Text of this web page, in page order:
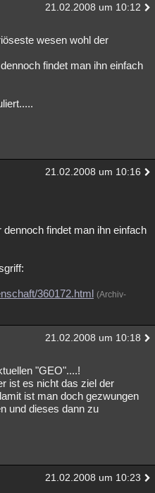
21.02.2008 um 10:12
wesen wohl der
findet man ihn einfach
21.02.2008 um 10:16
findet man ihn einfach
360172.html (Archiv-
21.02.2008 um 10:18
"GEO"....!
ist es nicht das ziel der
ist man doch gezwungen
und dieses dann zu
21.02.2008 um 10:23